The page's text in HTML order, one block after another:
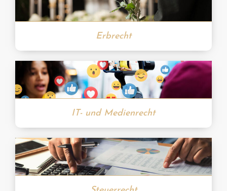
Erbrecht
IT- und Medienrecht